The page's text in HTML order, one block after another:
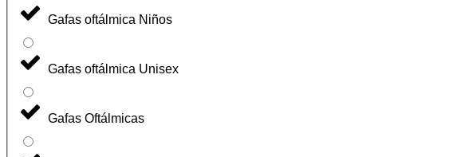
Gafas oftálmica Niños
Gafas oftálmica Unisex
Gafas Oftálmicas